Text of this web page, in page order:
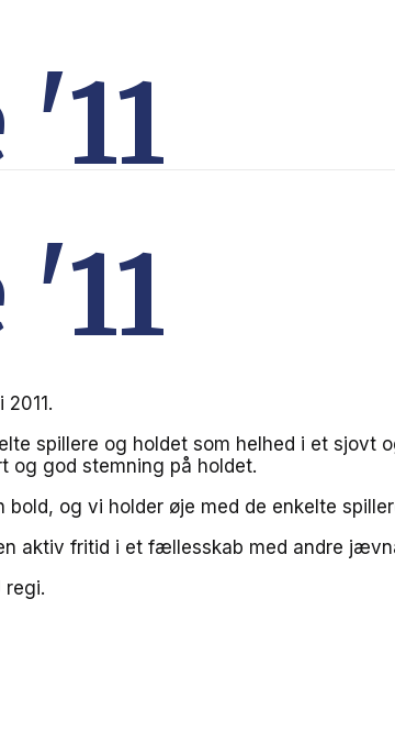
spillere og holdet som helhed i et
og god stemning på holdet.
og vi holder øje med de enkelte
aktiv fritid i et fællesskab med andre
regi.